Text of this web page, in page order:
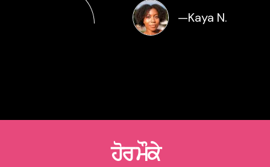
—Kaya N.
ਹੋਰ ਮੌਕੇ